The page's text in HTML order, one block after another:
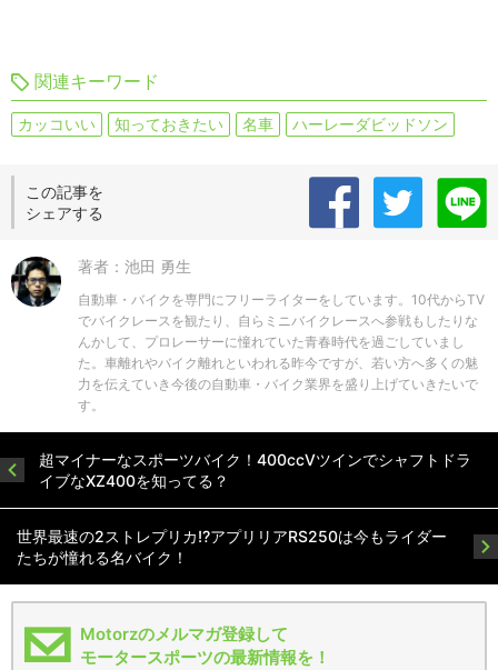
関連キーワード
カッコいい 知っておきたい 名車 ハーレーダビッドソン
この記事を
シェアする
著者：池田 勇生
自動車・バイクを専門にフリーライターをしています。10代からTV
でバイクレースを観たり、自らミニバイクレースへ参戦もしたりな
んかして、プロレーサーに憧れていた青春時代を過ごしていまし
た。車離れやバイク離れといわれる昨今ですが、若い方へ多くの魅
力を伝えていき今後の自動車・バイク業界を盛り上げていきたいで
す。
超マイナーなスポーツバイク！400ccVツインでシャフトドラ
イブなXZ400を知ってる？
世界最速の2ストレプリカ!?アプリリアRS250は今もライダー
たちが憧れる名バイク！
Motorzのメルマガ登録して
モータースポーツの最新情報を！